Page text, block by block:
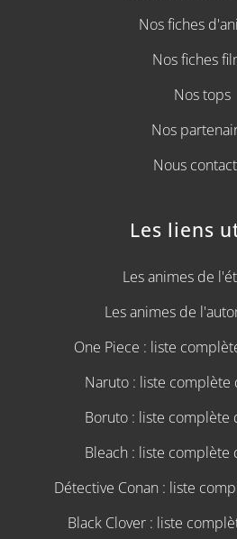
Nos fiches
Nos fiches
Nos tops
Nos
Nous
Les liens
Les animes de
Les animes de
One Piece : liste
Naruto : liste complète
Boruto : liste complète
Bleach : liste complète
Détective Conan : liste
Black Clover : liste